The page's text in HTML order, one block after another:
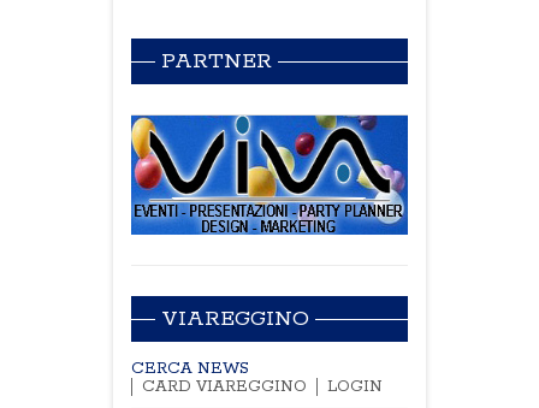
PARTNER
VIAREGGINO
CERCA NEWS
CARD VIAREGGINO
LOGIN